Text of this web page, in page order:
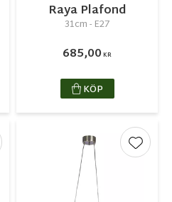
Raya Plafond
31cm - E27
685,00KR
KÖP
till i favoriter Lägg